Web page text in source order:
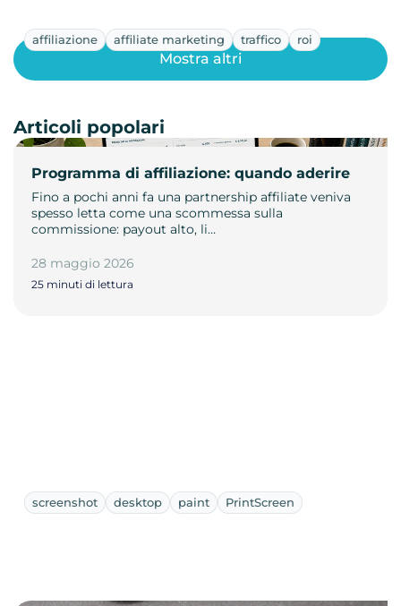
affiliazione affiliate marketing traffico roi
Programma di affiliazione: quando aderire
Fino a pochi anni fa una partnership affiliate veniva
spesso letta come una scommessa sulla
commissione: payout alto, li…
28 maggio 2026
25 minuti di lettura
Mostra altri
Articoli popolari
screenshot desktop paint PrintScreen